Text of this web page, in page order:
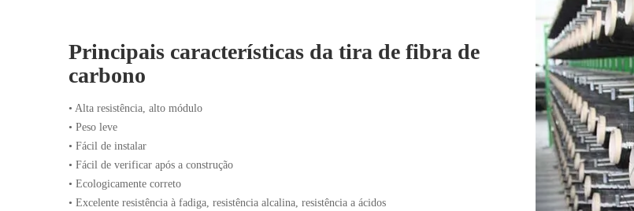
Principais características da tira de fibra de
carbono
• Alta resistência, alto módulo
• Peso leve
• Fácil de instalar
• Fácil de verificar após a construção
• Ecologicamente correto
• Excelente resistência à fadiga, resistência alcalina, resistência a ácidos